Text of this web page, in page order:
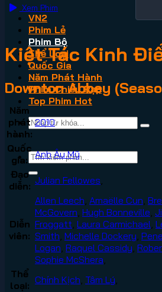
VN2
Phim Lẻ
Phim Bộ
Thể Loại
Quốc Gia
Năm Phát Hành
Phim Chiếu Rạp
Top Phim Hot
Xem Phim
Kiệt Tác Kinh
Downton Abbey
Năm
phát
hành:
2010
Quốc
gia:
Anh Âu Mỹ
Đạo
diễn: Julian Fellowes
Diễn
viên:
Allen Leech Amaëlle Cun
McGovern Hugh Bonneville
Froggatt Laura Carmichael
Smith Michelle Dockery
Logan Raquel Cassidy
Sophie McShera
Thể
loại: Chính Kịch Tâm Lý